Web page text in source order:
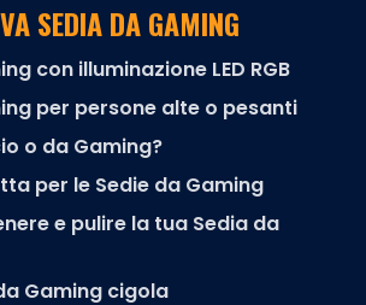
SEDIA DA GAMING
con illuminazione LED RGB
per persone alte o pesanti
o da Gaming?
per le Sedie da Gaming
e pulire la tua Sedia da
Gaming cigola